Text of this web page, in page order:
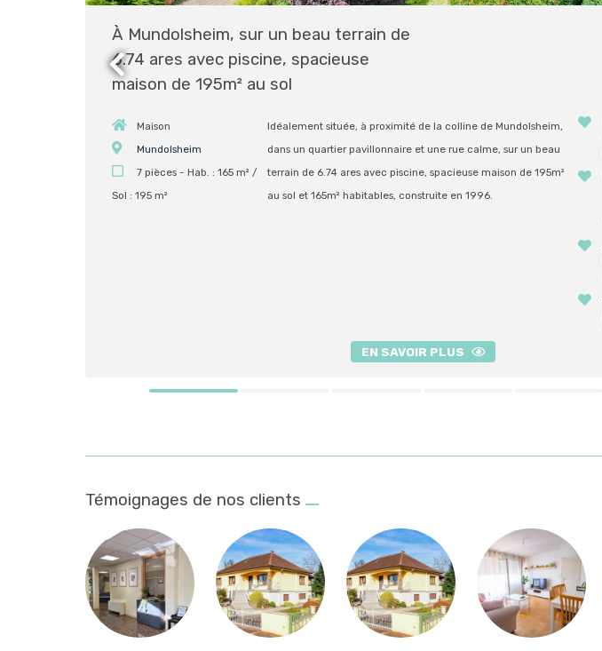
À Mundolsheim, sur un beau terrain de
6.74 ares avec piscine, spacieuse
maison de 195m² au sol
Maison
Mundolsheim
7 pièces - Hab. : 165 m² /
Sol : 195 m²
Idéalement située, à proximité de la colline de Mundolsheim,
dans un quartier pavillonnaire et une rue calme, sur un beau
terrain de 6.74 ares avec piscine, spacieuse maison de 195m²
au sol et 165m² habitables, construite en 1996.
EN SAVOIR PLUS
Témoignages de nos clients